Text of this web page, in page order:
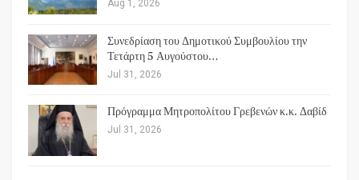
Aug 1, 2026
Συνεδρίαση του Δημοτικού Συμβουλίου την
Τετάρτη 5 Αυγούστου…
Jul 31, 2026
Πρόγραμμα Μητροπολίτου Γρεβενών κ.κ. Δαβίδ
Jul 31, 2026